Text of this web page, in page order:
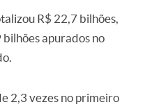
R$ 22,7 bilhões,
apurados no
2,3 vezes no primeiro